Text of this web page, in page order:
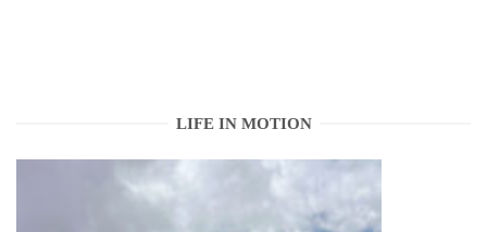
LIFE IN MOTION